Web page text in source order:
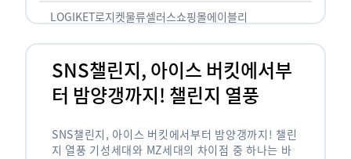
LOGIKET로지켓물류셀러스쇼핑몰에이블리
SNS챌린지, 아이스 버킷에서부
터 밤양갱까지! 챌린지 열풍
SNS챌린지, 아이스 버킷에서부터 밤양갱까지! 챌린
지 열풍 기성세대와 MZ세대의 차이점 중 하나는 바